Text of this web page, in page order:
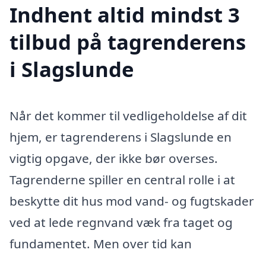
Indhent altid mindst 3
tilbud på tagrenderens
i Slagslunde
Når det kommer til vedligeholdelse af dit
hjem, er tagrenderens i Slagslunde en
vigtig opgave, der ikke bør overses.
Tagrenderne spiller en central rolle i at
beskytte dit hus mod vand- og fugtskader
ved at lede regnvand væk fra taget og
fundamentet. Men over tid kan